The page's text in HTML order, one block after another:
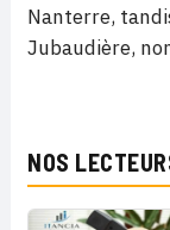
Nanterre,
Jubaudière,
NOS